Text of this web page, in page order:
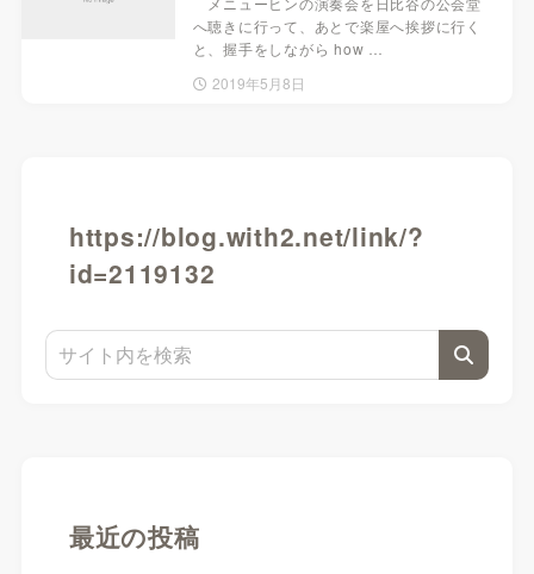
へ聴きに行って、あとで楽屋へ挨拶に行く
と、握手をしながら how …
2019年5月8日
https://blog.with2.net/link/?
id=2119132
最近の投稿